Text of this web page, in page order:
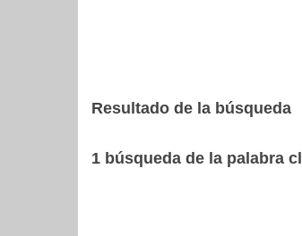
Resultado de la búsqueda
1 búsqueda de la palabra